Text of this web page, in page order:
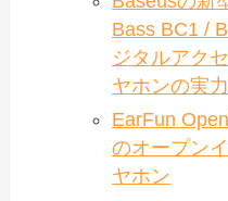
Bass BC1 /
ジタルアク
ヤホンの実
EarFun
のオープン
ヤホン